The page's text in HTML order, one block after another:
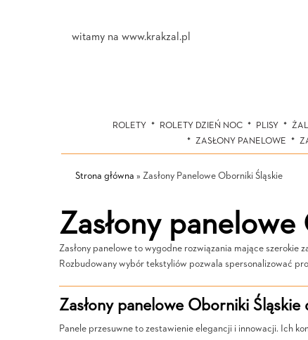
witamy na www.krakzal.pl
ROLETY ROLETY DZIEŃ NOC PLISY
ZASŁONY PANELOWE
Strona główna » Zasłony Panelowe Oborniki Śląskie
Zasłony
Zasłony panelowe to wygodne rozwiązania mające szerokie
Rozbudowany wybór tekstyliów pozwala spersonalizować
Zasłony panelowe Oborniki
Panele przesuwne to zestawienie elegancji i innowacji. Ich